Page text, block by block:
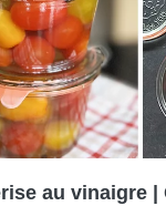
au vinaigre |